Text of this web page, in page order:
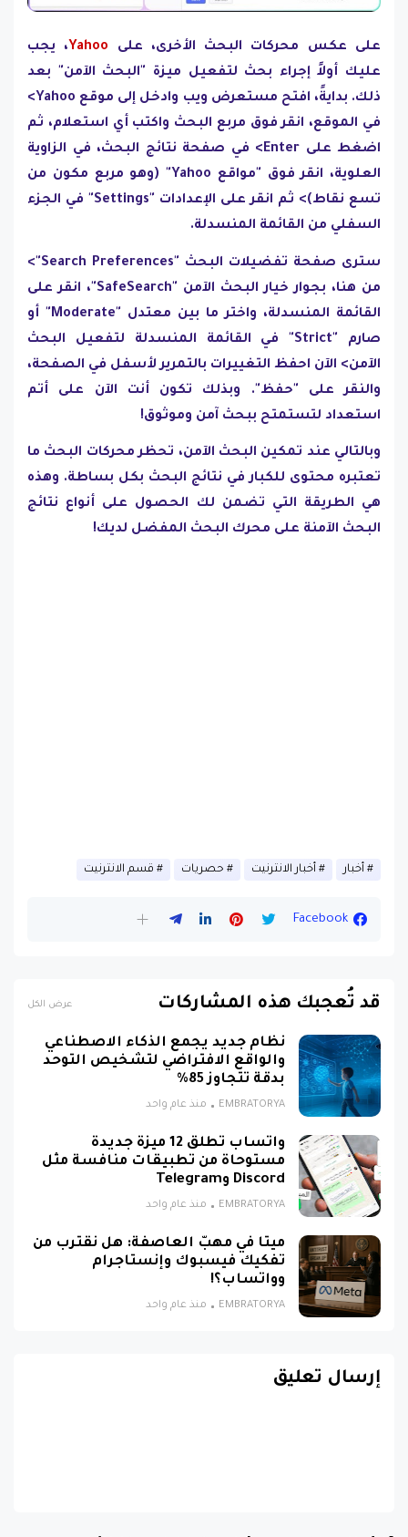
على عكس محركات البحث الأخرى، على Yahoo، يجب
عليك أولاً إجراء بحث لتفعيل ميزة "البحث الآمن" بعد
ذلك. بدايةً، افتح مستعرض ويب وادخل إلى موقع Yahoo>
في الموقع، انقر فوق مربع البحث واكتب أي استعلام، ثم
اضغط على Enter> في صفحة نتائج البحث، في الزاوية
العلوية، انقر فوق "مواقع Yahoo" (وهو مربع مكون من
تسع نقاط)> ثم انقر على الإعدادات "Settings" في الجزء
السفلي من القائمة المنسدلة.
سترى صفحة تفضيلات البحث "Search Preferences">
من هنا، بجوار خيار البحث الآمن "SafeSearch"، انقر على
القائمة المنسدلة، واختر ما بين معتدل "Moderate" أو
صارم "Strict" في القائمة المنسدلة لتفعيل البحث
الآمن> الآن احفظ التغييرات بالتمرير لأسفل في الصفحة،
والنقر على "حفظ". وبذلك تكون أنت الآن على أتم
استعداد لتستمتح ببحث آمن وموثوق!
وبالتالي عند تمكين البحث الآمن، تحظر محركات البحث ما
تعتبره محتوى للكبار في نتائج البحث بكل بساطة. وهذه
هي الطريقة التي تضمن لك الحصول على أنواع نتائج
البحث الآمنة على محرك البحث المفضل لديك!
أخبار أخبار الانترنيت حصريات قسم الانترنيت
Facebook
قد تُعجبك هذه المشاركات عرض الكل
نظام جديد يجمع الذكاء الاصطناعي
والواقع الافتراضي لتشخيص التوحد
بدقة تتجاوز 85%
EMBRATORYA منذ عام واحد
واتساب تطلق 12 ميزة جديدة
مستوحاة من تطبيقات منافسة مثل
Discord وTelegram
EMBRATORYA منذ عام واحد
ميتا في مهبّ العاصفة: هل نقترب من
تفكيك فيسبوك وإنستاجرام
وواتساب؟!
EMBRATORYA منذ عام واحد
إرسال تعليق